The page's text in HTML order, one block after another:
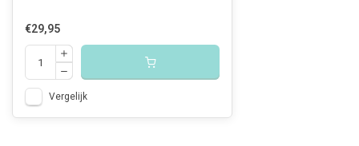
€29,95
Vergelijk